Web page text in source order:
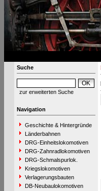
Suche
zur erweiterten Suche
Navigation
Geschichte & Hintergründe
Länderbahnen
DRG-Einheitslokomotiven
DRG-Zahnradlokomotiven
DRG-Schmalspurlok.
Kriegslokomotiven
Verlagerungsbauten
DB-Neubaulokomotiven